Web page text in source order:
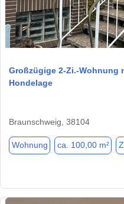
Großzügige 2-Zi.-Wohnung
Hondelage
Braunschweig, 38104
Wohnung ca. 100,00 m²